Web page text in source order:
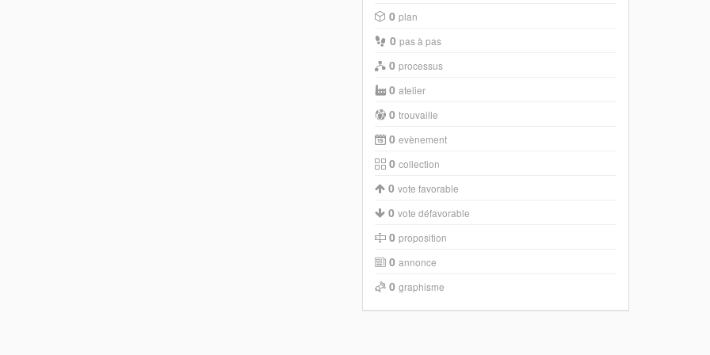
0 plan
0 pas à pas
0 processus
0 atelier
0 trouvaille
0 evènement
0 collection
0 vote favorable
0 vote défavorable
0 proposition
0 annonce
0 graphisme